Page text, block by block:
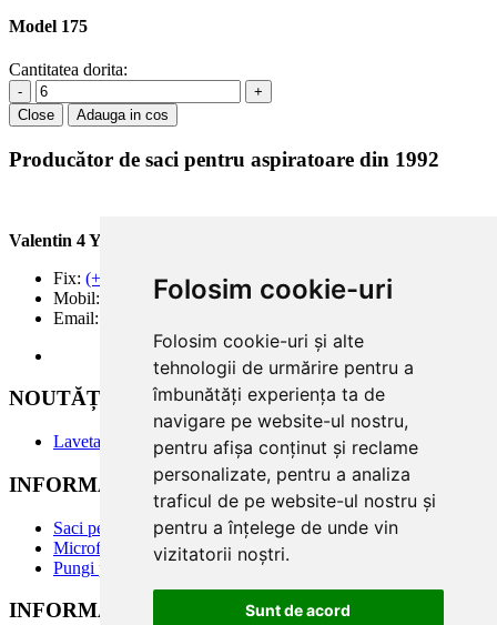
Folosim cookie-uri
Folosim cookie-uri și alte
tehnologii de urmărire pentru a
îmbunătăți experiența ta de
navigare pe website-ul nostru,
pentru afișa conținut și reclame
personalizate, pentru a analiza
traficul de pe website-ul nostru și
pentru a înțelege de unde vin
vizitatorii noștri.
Sunt de acord
Model 175
Cantitatea dorita:
-
+
Close
Adauga in cos
Producător de saci pentru aspiratoare din 1992
Valentin 4 You Prod.
Fix: (+40) 21 668 60 69
Mobil:
(+40) 722 375 131
Email:
NOUTĂȚi
Laveta din Microfibră MADAline
INFORMATII PRODUSE
Saci pentru aspirator
Microfiltre
Pungi pentru colectare praf
INFORMATII UTILE